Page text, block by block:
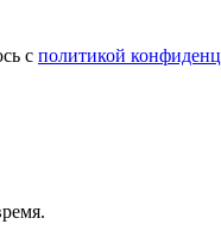
с политикой